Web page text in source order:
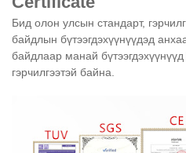
Бид олон улсын стандарт,
байдлын бүтээгдэхүүнүүдэд
байдлаар манай
гэрчилгээтэй байна.